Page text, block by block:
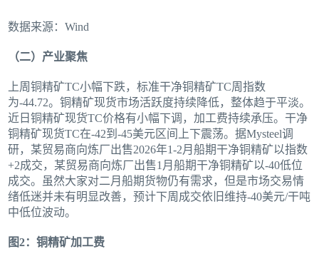
数据来源：Wind
（二）产业聚焦
上周铜精矿TC小幅下跌，标准干净铜精矿TC周指数
为-44.72。铜精矿现货市场活跃度持续降低，整体趋于平淡。
近日铜精矿现货TC价格有小幅下调，加工费持续承压。干净
铜精矿现货TC在-42到-45美元区间上下震荡。据Mysteel调
研，某贸易商向炼厂出售2026年1-2月船期干净铜精矿以指数
+2成交，某贸易商向炼厂出售1月船期干净铜精矿以-40低位
成交。虽然大家对二月船期货物仍有需求，但是市场交易情
绪低迷并未有明显改善，预计下周成交依旧维持-40美元/干吨
中低位波动。
图2：铜精矿加工费